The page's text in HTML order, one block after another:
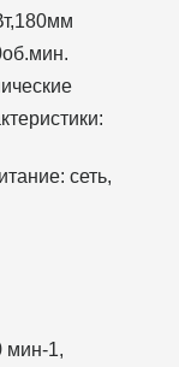
сеть,
мин-1,